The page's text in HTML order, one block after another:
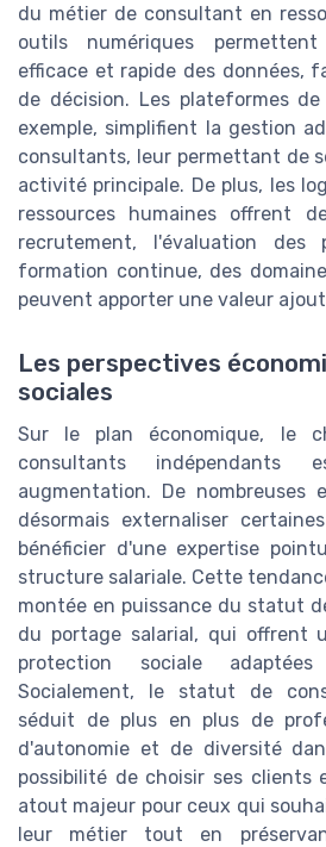
du métier de consultant en
outils numériques
efficace et rapide des données,
de décision. Les plateformes
exemple, simplifient la gestion
consultants, leur permettant de
activité principale. De plus, les
ressources humaines offrent
recrutement, l'évaluation des
formation continue, des
peuvent apporter une valeur
Les perspectives
sociales
Sur le plan économique, le
consultants indépendants
augmentation. De nombreuses
désormais externaliser
bénéficier d'une expertise
structure salariale. Cette
montée en puissance du statut
du portage salarial, qui offrent
protection sociale
Socialement, le statut de
séduit de plus en plus de
d'autonomie et de diversité
possibilité de choisir ses clients
atout majeur pour ceux qui
leur métier tout en